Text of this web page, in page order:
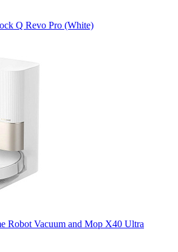
Q Revo Pro (White)
Robot Vacuum and Mop X40 Ultra